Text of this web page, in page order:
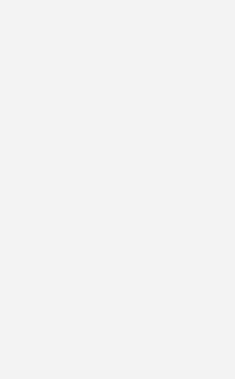
SHK-Betrieb eine Parkscheibe mit
Der Nutzen für den Kunden
nicht nur die Ankunftszeit in der
machen, sondern die Rückseite
ein dauerhaft
unsere Funktion als Experte,
im Markt für Energie- und
einen entscheidenden Vorteil in der